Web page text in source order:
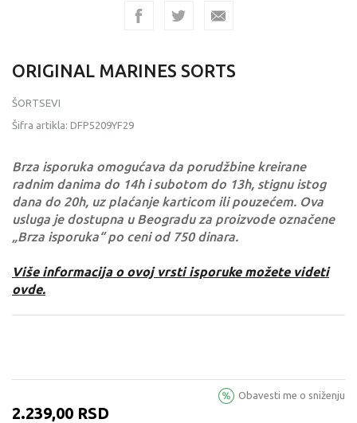
ORIGINAL MARINES SORTS
ŠORTSEVI
Šifra artikla: DFP5209YF29
Brza isporuka omogućava da porudžbine kreirane
radnim danima do 14h i subotom do 13h, stignu istog
dana do 20h, uz plaćanje karticom ili pouzećem. Ova
usluga je dostupna u Beogradu za proizvode označene
„Brza isporuka“ po ceni od 750 dinara.
Više informacija o ovoj vrsti isporuke možete videti
ovde.
2.239,00 RSD
Obavesti me o sniženju